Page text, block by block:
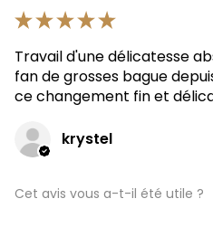
★★★★★
Travail d'une délicatesse
fan de grosses bague
ce changement fin et
krystel
Cet avis vous a-t-il été utile ?